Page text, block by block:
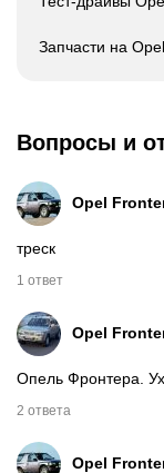
Запчасти на
Вопросы и
Opel
треск
1 ответ
Opel
Опель Фронтера.
2 ответа
Opel